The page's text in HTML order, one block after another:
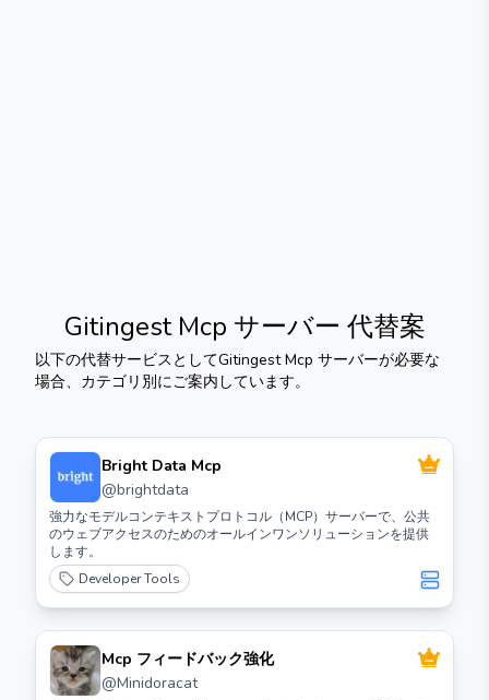
Gitingest Mcp サーバー 代替案
以下の代替サービスとしてGitingest Mcp サーバーが必要な
場合、カテゴリ別にご案内しています。
Bright Data Mcp
@brightdata
強力なモデルコンテキストプロトコル（MCP）サーバーで、公共
のウェブアクセスのためのオールインワンソリューションを提供
します。
Developer Tools
Mcp フィードバック強化
@Minidoracat